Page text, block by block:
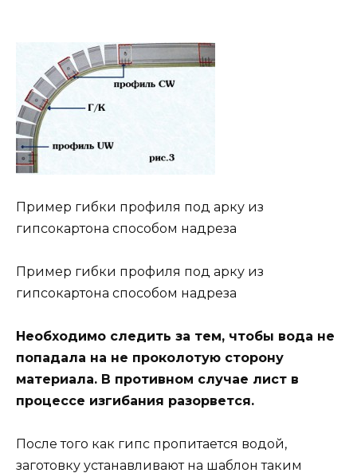
Пример гибки профиля под арку из
гипсокартона способом надреза
Пример гибки профиля под арку из
гипсокартона способом надреза
Необходимо следить за тем, чтобы вода не
попадала на не проколотую сторону
материала. В противном случае лист в
процессе изгибания разорвется.
После того как гипс пропитается водой,
заготовку устанавливают на шаблон таким